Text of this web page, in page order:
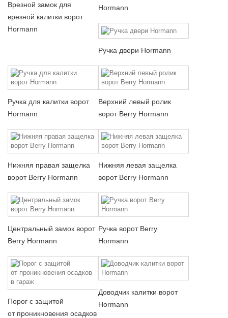
Врезной замок для
врезной калитки ворот
Hormann
Hormann
Ручка двери Hormann
Ручка для калитки ворот
Hormann
Верхний левый ролик
ворот Berry Hormann
Нижняя правая защелка
ворот Berry Hormann
Нижняя левая защелка
ворот Berry Hormann
Центральный замок ворот
Berry Hormann
Ручка ворот Berry
Hormann
Порог с защитой
от проникновения осадков
Доводчик калитки ворот
Hormann